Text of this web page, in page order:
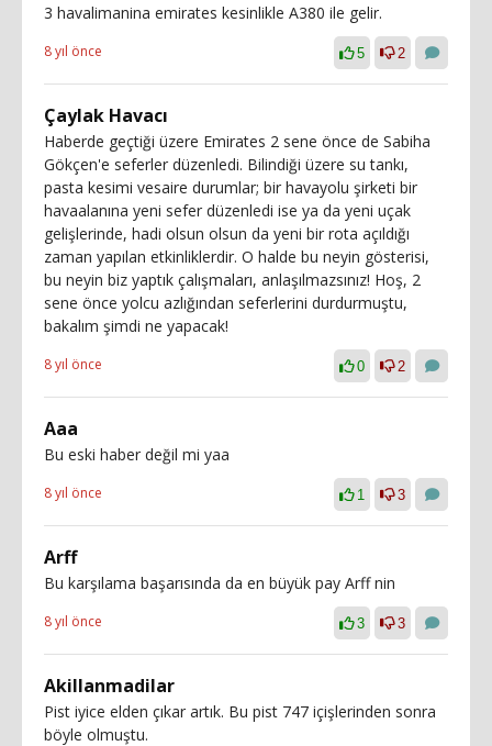
3 havalimanina emirates kesinlikle A380 ile gelir.
8 yıl önce 5 2
Çaylak Havacı
Haberde geçtiği üzere Emirates 2 sene önce de Sabiha
Gökçen'e seferler düzenledi. Bilindiği üzere su tankı,
pasta kesimi vesaire durumlar; bir havayolu şirketi bir
havaalanına yeni sefer düzenledi ise ya da yeni uçak
gelişlerinde, hadi olsun olsun da yeni bir rota açıldığı
zaman yapılan etkinliklerdir. O halde bu neyin gösterisi,
bu neyin biz yaptık çalışmaları, anlaşılmazsınız! Hoş, 2
sene önce yolcu azlığından seferlerini durdurmuştu,
bakalım şimdi ne yapacak!
8 yıl önce 0 2
Aaa
Bu eski haber değil mi yaa
8 yıl önce 1 3
Arff
Bu karşılama başarısında da en büyük pay Arff nin
8 yıl önce 3 3
Akillanmadilar
Pist iyice elden çıkar artık. Bu pist 747 içişlerinden sonra
böyle olmuştu.